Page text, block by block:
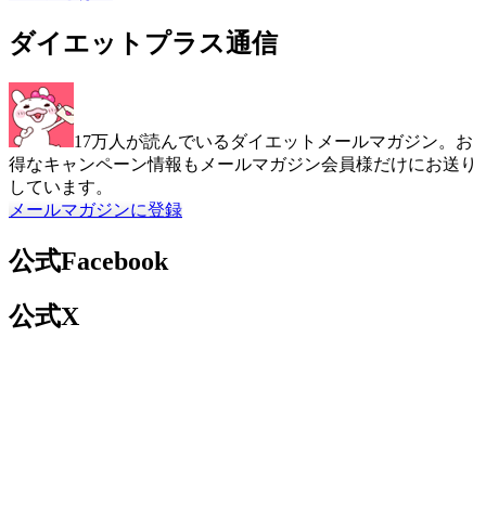
ダイエットプラス通信
17万人が読んでいるダイエットメールマガジン。お
得なキャンペーン情報もメールマガジン会員様だけにお送り
しています。
メールマガジンに登録
公式Facebook
公式X